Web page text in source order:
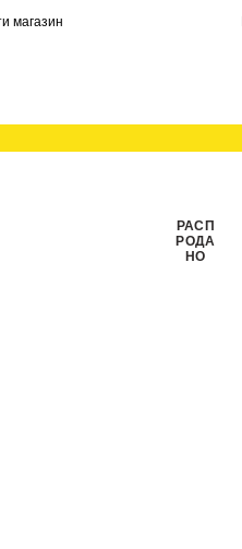
магазин
РАСП
РОДА
НО